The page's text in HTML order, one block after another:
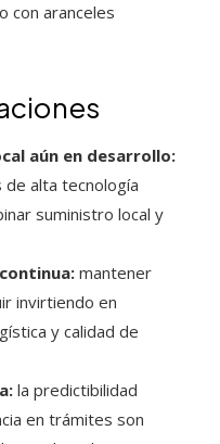
con aranceles
aún en desarrollo:
alta tecnología
suministro local y
mantener
invirtiendo en
y calidad de
la predictibilidad
en trámites son